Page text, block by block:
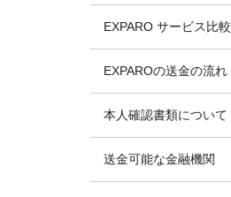
EXPARO サービス比較
EXPAROの送金の流れ
本人確認書類について
送金可能な金融機関